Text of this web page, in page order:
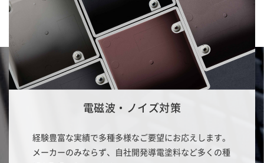
電磁波・ノイズ対策
経験豊富な実績で多種多様なご要望にお応えします。
メーカーのみならず、自社開発導電塗料など多くの種